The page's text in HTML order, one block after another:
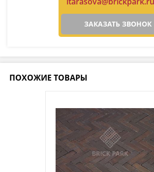
ЗАКАЗАТЬ ЗВОНОК
ПОХОЖИЕ ТОВАРЫ